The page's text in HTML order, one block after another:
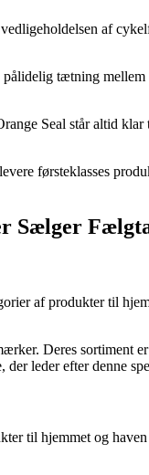
af
tætning
Seal står altid
førsteklasses
Sælger
af produkter til
Deres sortiment
leder efter denne
til hjemmet og